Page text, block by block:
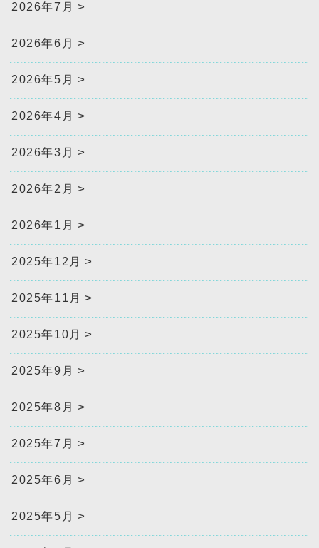
2026年7月
2026年6月
2026年5月
2026年4月
2026年3月
2026年2月
2026年1月
2025年12月
2025年11月
2025年10月
2025年9月
2025年8月
2025年7月
2025年6月
2025年5月